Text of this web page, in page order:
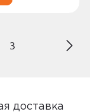
3
доставка